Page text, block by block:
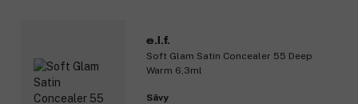
e.l.f.
Soft Glam Satin Concealer 55 Deep
Warm 6,3ml
Sävy